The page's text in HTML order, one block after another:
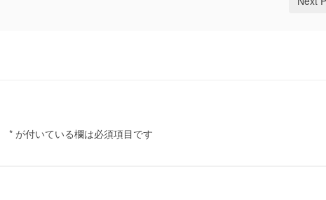
* が付いている欄は必須項目です